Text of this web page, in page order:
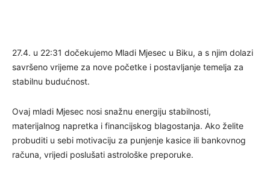
27.4. u 22:31 dočekujemo Mladi Mjesec u Biku, a s njim dolazi
savršeno vrijeme za nove početke i postavljanje temelja za
stabilnu budućnost.
Ovaj mladi Mjesec nosi snažnu energiju stabilnosti,
materijalnog napretka i financijskog blagostanja. Ako želite
probuditi u sebi motivaciju za punjenje kasice ili bankovnog
računa, vrijedi poslušati astrološke preporuke.